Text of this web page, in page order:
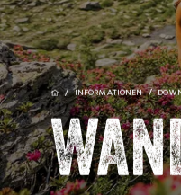
/ INFORMATIONEN /